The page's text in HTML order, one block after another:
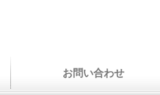
お問い合わせ